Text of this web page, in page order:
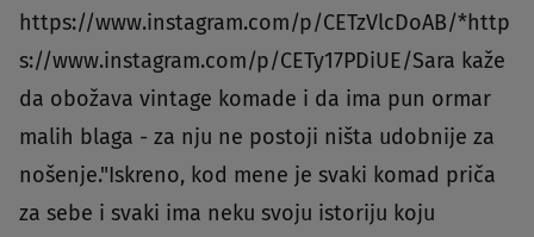
https://www.instagram.com/p/CETzVlcDoAB/*http
s://www.instagram.com/p/CETy17PDiUE/Sara kaže
da obožava vintage komade i da ima pun ormar
malih blaga - za nju ne postoji ništa udobnije za
nošenje."Iskreno, kod mene je svaki komad priča
za sebe i svaki ima neku svoju istoriju koju